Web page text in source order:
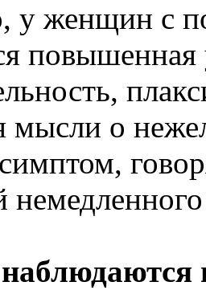
у женщин с
мысли о